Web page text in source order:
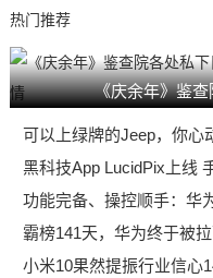
热门推荐
《庆余年》鉴
可以上绿牌的Jeep，你心
黑科技App LucidPix上线
功能完备、操控顺手：华
霸榜141天，华为终于被
小米10果然提振行业信心